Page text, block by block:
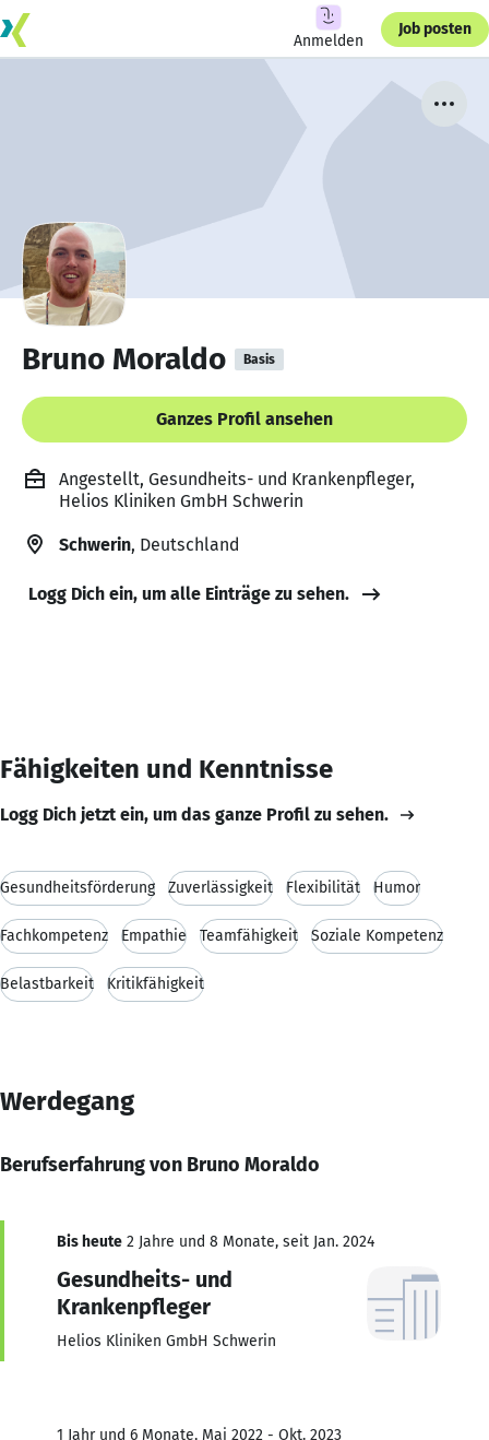
Anmelden
Job posten
Bruno Moraldo Basis
Ganzes Profil ansehen
Angestellt, Gesundheits- und Krankenpfleger,
Helios Kliniken GmbH Schwerin
Schwerin, Deutschland
Logg Dich ein, um alle Einträge zu sehen.
Fähigkeiten und Kenntnisse
Logg Dich jetzt ein, um das ganze Profil zu sehen.
Gesundheitsförderung Zuverlässigkeit Flexibilität Humor
Fachkompetenz Empathie Teamfähigkeit Soziale Kompetenz
Belastbarkeit Kritikfähigkeit
Werdegang
Berufserfahrung von Bruno Moraldo
Bis heute 2 Jahre und 8 Monate, seit Jan. 2024
Gesundheits- und
Krankenpfleger
Helios Kliniken GmbH Schwerin
1 Jahr und 6 Monate, Mai 2022 - Okt. 2023